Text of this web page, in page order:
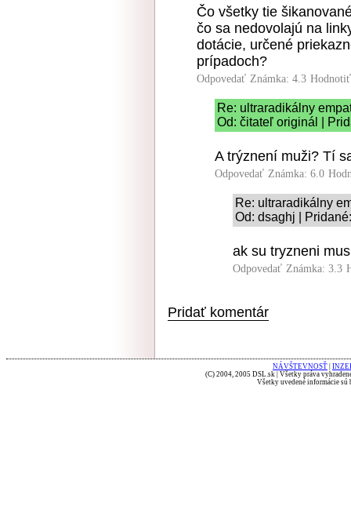
Čo všetky tie
čo sa nedovolajú na
dotácie, určené
prípadoch?
Odpovedať Známka: 4.3
Re: ultraradikálny
Od: čitateľ originál |
A trýznení muži? Tí
Odpovedať Známka: 6.0
Re: ultraradikálny
Od: dsaghj |
ak su tryzneni
Odpovedať Známka: 3.3
Pridať komentár
NÁVŠTEVNOSŤ
(C) 2004, 2005 DSL.sk | Všetky práva
Všetky uvedené informácie sú